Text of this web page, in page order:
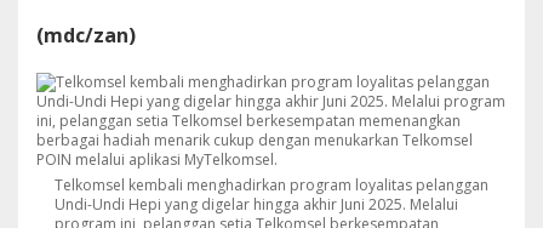
(mdc/zan)
Telkomsel kembali menghadirkan program loyalitas pelanggan
Undi-Undi Hepi yang digelar hingga akhir Juni 2025. Melalui